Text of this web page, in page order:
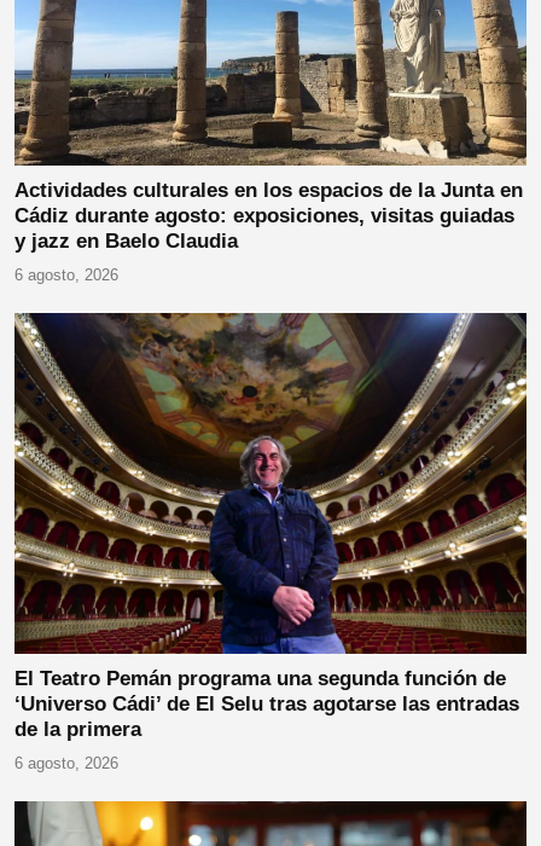
Actividades culturales en los espacios de la Junta en
Cádiz durante agosto: exposiciones, visitas guiadas
y jazz en Baelo Claudia
6 agosto, 2026
El Teatro Pemán programa una segunda función de
‘Universo Cádi’ de El Selu tras agotarse las entradas
de la primera
6 agosto, 2026